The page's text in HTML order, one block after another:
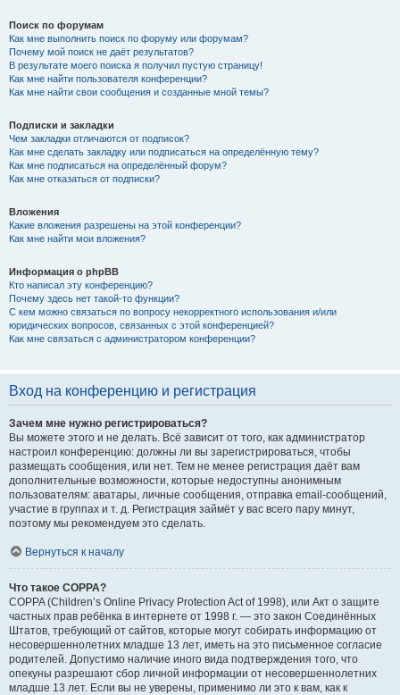
Поиск по форумам
Как мне выполнить поиск по форуму или форумам?
Почему мой поиск не даёт результатов?
В результате моего поиска я получил пустую страницу!
Как мне найти пользователя конференции?
Как мне найти свои сообщения и созданные мной темы?
Подписки и закладки
Чем закладки отличаются от подписок?
Как мне сделать закладку или подписаться на определённую тему?
Как мне подписаться на определённый форум?
Как мне отказаться от подписки?
Вложения
Какие вложения разрешены на этой конференции?
Как мне найти мои вложения?
Информация о phpBB
Кто написал эту конференцию?
Почему здесь нет такой-то функции?
С кем можно связаться по вопросу некорректного использования и/или
юридических вопросов, связанных с этой конференцией?
Как мне связаться с администратором конференции?
Вход на конференцию и регистрация
Зачем мне нужно регистрироваться?
Вы можете этого и не делать. Всё зависит от того, как администратор
настроил конференцию: должны ли вы зарегистрироваться, чтобы
размещать сообщения, или нет. Тем не менее регистрация даёт вам
дополнительные возможности, которые недоступны анонимным
пользователям: аватары, личные сообщения, отправка email-сообщений,
участие в группах и т. д. Регистрация займёт у вас всего пару минут,
поэтому мы рекомендуем это сделать.
Вернуться к началу
Что такое COPPA?
COPPA (Children’s Online Privacy Protection Act of 1998), или Акт о защите
частных прав ребёнка в интернете от 1998 г. — это закон Соединённых
Штатов, требующий от сайтов, которые могут собирать информацию от
несовершеннолетних младше 13 лет, иметь на это письменное согласие
родителей. Допустимо наличие иного вида подтверждения того, что
опекуны разрешают сбор личной информации от несовершеннолетних
младше 13 лет. Если вы не уверены, применимо ли это к вам, как к